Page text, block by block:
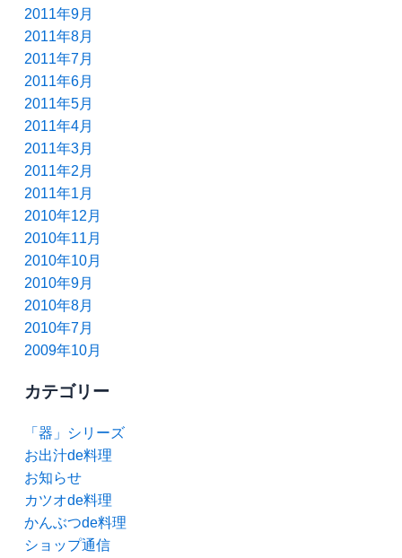
2011年9月
2011年8月
2011年7月
2011年6月
2011年5月
2011年4月
2011年3月
2011年2月
2011年1月
2010年12月
2010年11月
2010年10月
2010年9月
2010年8月
2010年7月
2009年10月
カテゴリー
「器」シリーズ
お出汁de料理
お知らせ
カツオde料理
かんぶつde料理
ショップ通信